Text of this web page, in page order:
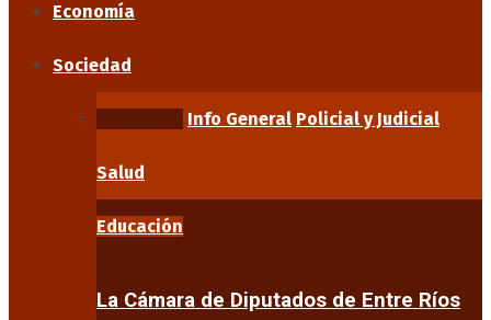
Economía
Sociedad
Info General Policial y Judicial
Salud
Educación
La Cámara de Diputados de Entre Ríos